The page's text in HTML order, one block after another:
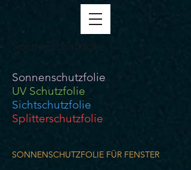
Sonnenschutzfolie
Sonnenschutzfolie
UV Schutzfolie
Sichtschutzfolie
Splitterschutzfolie
SONNENSCHUTZFOLIE FÜR FENSTER